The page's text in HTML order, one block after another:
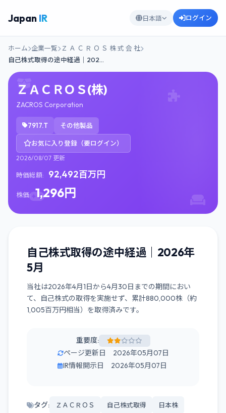
Japan IR 日本語 ログイン
ホーム 企業一覧
Ｚ Ａ Ｃ Ｒ Ｏ Ｓ 株 式 会 社
自己株式取得の途中経過｜202…
ＺＡＣＲＯＳ(株)
ZACROS Corporation
7917.T その他製品
お気に入り登録（要ログイン）
2026/08/07 更新
時価総額: 92,492百万円
株価: 1,296円
自己株式取得の途中経過｜2026年
5月
当社は2026年4月1日から4月30日までの期間におい
て、自己株式の取得を実施せず、累計880,000株（約
1,005百万円相当）を取得済みです。
重要度:
ページ更新日 2026年05月07日
IR情報開示日 2026年05月07日
タグ: ＺＡＣＲＯＳ 自己株式取得 日本株